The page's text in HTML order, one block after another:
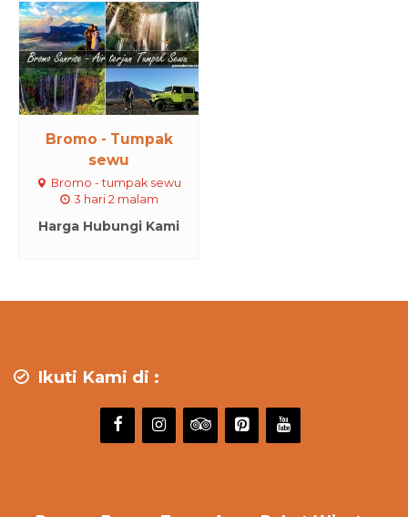
Bromo - Tumpak
sewu
Bromo - tumpak sewu
3 hari 2 malam
Harga Hubungi Kami
Ikuti Kami di :